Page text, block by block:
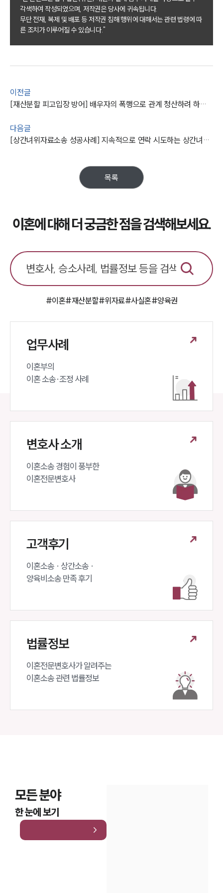
이혼 주요 업무사례
사례분석/최신동향
이혼 법률정보
법률지식인
업무
상간자위자료계산기
구성원 소개
이혼전문변호사
소식/자료
법률 블로그
법률서식
뉴스레터/브로슈어
세미나
각색하여 작성되었으며, 저작권은 당사에 귀속됩니다.
무단 전재, 복제 및 배포 등 저작권 침해 행위에 대해서는 관련 법령에 따
른 조치가 이루어질 수 있습니다."
이전글
[재산분할 피고입장 방어] 배우자의 폭행으로 관계 청산하려 하자 소송 제기돼 청구금액 절반 이상 감액
다음글
[상간녀위자료소송 성공사례] 지속적으로 연락 시도하는 상간녀에게 위자료 1,300만 원 받아냄
목록
이혼에 대해 더 궁금한 점을 검색해보세요.
#이혼#재산분할#위자료#사실혼#양육권
업무사례
이혼부의
이혼 소송·조정 사례
변호사 소개
이혼소송 경험이 풍부한
이혼전문변호사
고객후기
이혼소송 · 상간소송 ·
양육비소송 만족 후기
법률정보
이혼전문변호사가 알려주는
이혼소송 관련 법률정보
모든 분야
한 눈에 보기